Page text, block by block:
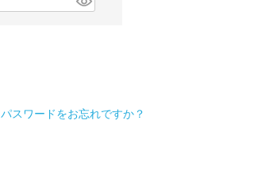
パスワードをお忘れですか？